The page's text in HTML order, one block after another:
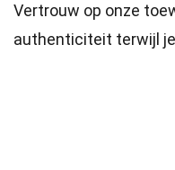
Vertrouw op onze
authenticiteit terwijl